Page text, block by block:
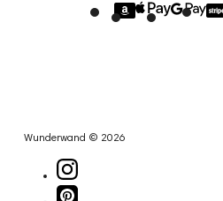
Wunderwand © 2026